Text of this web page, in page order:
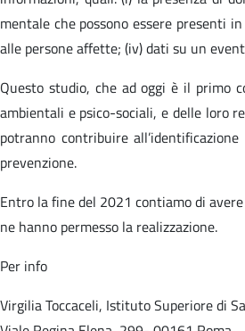
mentale che possono essere presenti
alle persone affette; (iv) dati su un
Questo studio, che ad oggi è il primo
ambientali e psico-sociali, e delle loro
potranno contribuire
prevenzione.
Entro la fine del 2021 contiamo di
ne hanno permesso la realizzazione.
Per info
Virgilia Toccaceli, Istituto Superiore